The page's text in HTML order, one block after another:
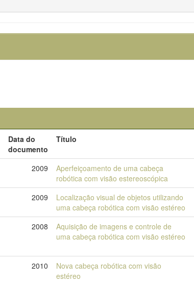
Data do
documento
Título
2009
Aperfeiçoamento de uma cabeça
robótica com visão estereoscópica
2009
Localização visual de objetos utilizando
uma cabeça robótica com visão estéreo
2008
Aquisição de imagens e controle de
uma cabeça robótica com visão estéreo
2010
Nova cabeça robótica com visão
estéreo